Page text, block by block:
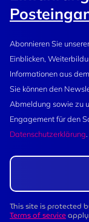
Abonnieren Sie
Einblicken,
Informationen aus
Sie können den
Abmeldung sowie zu
Engagement für den
Datenschutzerklärung.
This site is protected
Terms of serviceapply.